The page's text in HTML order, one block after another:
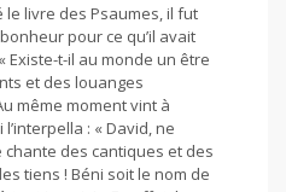
livre des Psaumes, il fut
pour ce qu’il avait
Existe-t-il au monde un être
et des louanges
même moment vint à
: « David, ne
chante des cantiques et des
tiens ! Béni soit le nom de